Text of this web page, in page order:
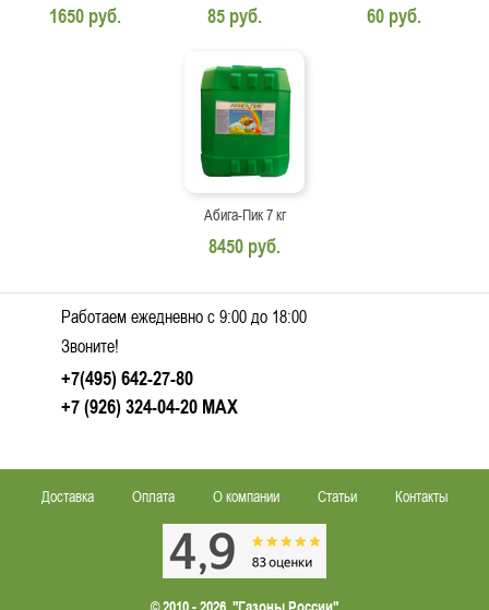
1650 руб. 85 руб. 60 руб.
Абига-Пик 7 кг
8450 руб.
Работаем ежедневно c 9:00 до 18:00
Звоните!
+7(495) 642-27-80
+7 (926) 324-04-20 MAX
Доставка Оплата О компании Статьи Контакты